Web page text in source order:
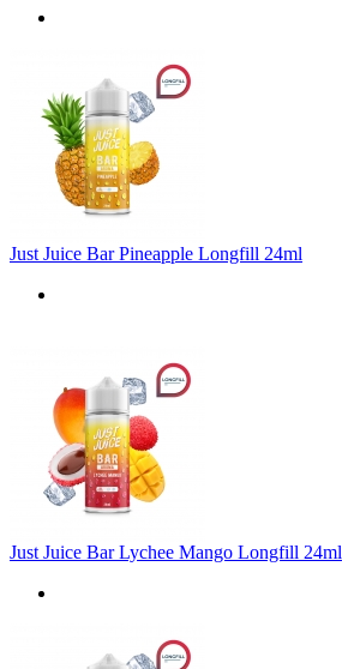
Just Juice Bar Pineapple Longfill 24ml
Just Juice Bar Lychee Mango Longfill 24ml